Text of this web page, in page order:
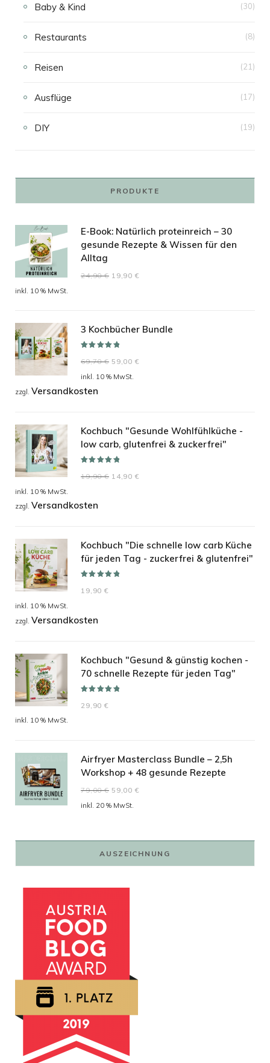
Baby & Kind (30)
Restaurants (8)
Reisen (21)
Ausflüge (17)
DIY (19)
PRODUKTE
E-Book: Natürlich proteinreich – 30
gesunde Rezepte & Wissen für den
Alltag
24,90€ Ursprünglicher
19,90 €
inkl. 10 % MwSt.
3 Kochbücher Bundle
5.00von 5
69,70€ Ursprünglicher
Preis
59,00 €
inkl. 10 % MwSt.
zzgl. Versandkosten
Kochbuch "Gesunde Wohlfühlküche -
low carb, glutenfrei & zuckerfrei"
5.00von 5
19,90€ Ursprünglicher
14,90 €
inkl. 10 % MwSt.
zzgl. Versandkosten
Kochbuch "Die schnelle low carb Küche
für jeden Tag - zuckerfrei & glutenfrei"
5.00 von 5
19,90€
inkl. 10 % MwSt.
zzgl. Versandkosten
Kochbuch "Gesund & günstig kochen -
70 schnelle Rezepte für jeden Tag"
5.00 von 5
29,90€
inkl. 10 % MwSt.
Airfryer Masterclass Bundle – 2,5h
Workshop + 48 gesunde Rezepte
79,00€ Ursprünglicher
Preis
59,00 €
inkl. 20 % MwSt.
AUSZEICHNUNG